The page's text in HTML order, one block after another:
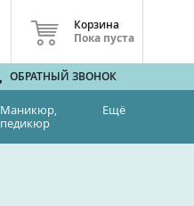
Корзина
Пока пуста
ОБРАТНЫЙ ЗВОНОК
Маникюр,
педикюр
Ещё